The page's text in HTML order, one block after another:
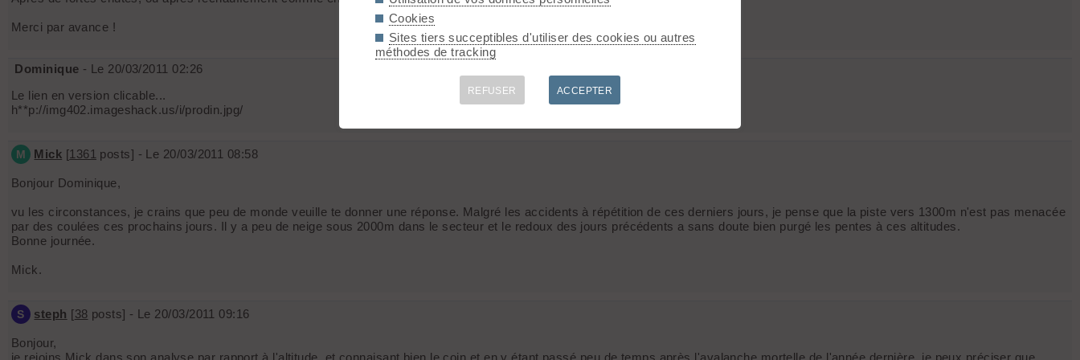
Merci par avance !
Dominique - Le 20/03/2011 02:26
Le lien en version clicable...
h**p://img402.imageshack.us/i/prodin.jpg/
M Mick [1361 posts] - Le 20/03/2011 08:58
Bonjour Dominique,
vu les circonstances, je crains que peu de monde veuille te donner une réponse. Malgré les accidents à répétition de ces derniers jours, je pense que la piste vers 1300m n'est pas menacée
par des coulées ces prochains jours. Il y a peu de neige sous 2000m dans le secteur et le redoux des jours précédents a sans doute bien purgé les pentes à ces altitudes.
Bonne journée.
Mick.
S steph [38 posts] - Le 20/03/2011 09:16
Bonjour,
Cookies
Sites tiers succeptibles d'utiliser des cookies ou autres
méthodes de tracking
REFUSER ACCEPTER